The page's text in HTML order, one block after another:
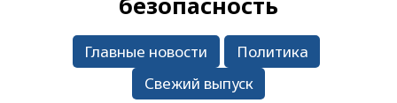
Главные новости
Политика
Свежий выпуск